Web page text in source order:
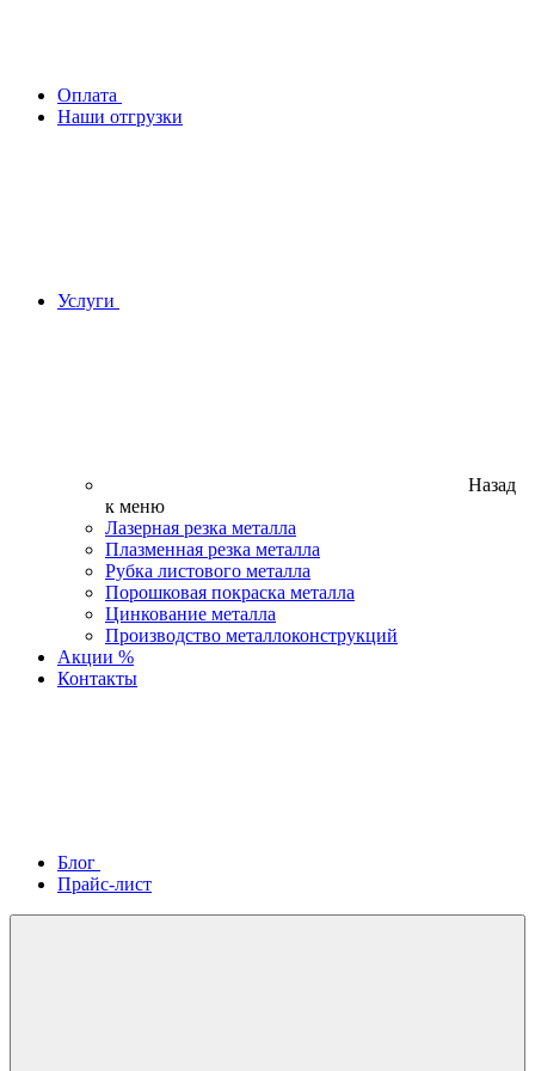
Оплата
Наши отгрузки
Услуги
Назад
к меню
Лазерная резка металла
Плазменная резка металла
Рубка листового металла
Порошковая покраска металла
Цинкование металла
Производство металлоконструкций
Акции %
Контакты
Блог
Прайс-лист